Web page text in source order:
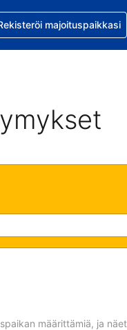
valuutta on
kieli on
apua varauksesi
majoituspaikkasi
määrittämiä, ja